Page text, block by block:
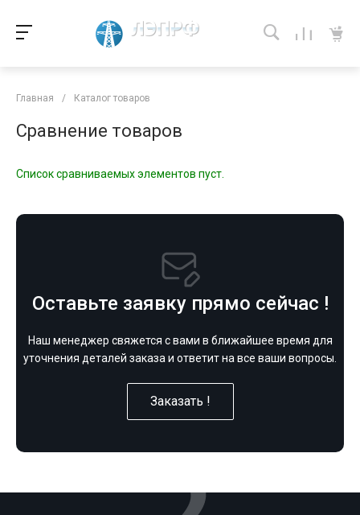
Главная / Каталог товаров
Сравнение товаров
Список сравниваемых элементов пуст.
Оставьте заявку прямо сейчас !
Наш менеджер свяжется с вами в ближайшее время для
уточнения деталей заказа и ответит на все ваши вопросы.
Заказать !